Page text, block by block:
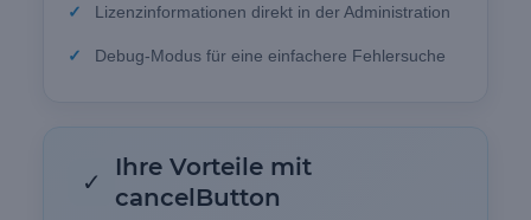
Lizenzinformationen direkt in der Administration
Debug-Modus für eine einfachere Fehlersuche
✓
Ihre Vorteile mit
cancelButton